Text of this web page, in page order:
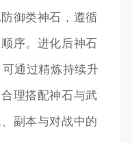
御类神石，遵循
序。进化后神石
通过精炼持续升
理搭配神石与武
副本与对战中的